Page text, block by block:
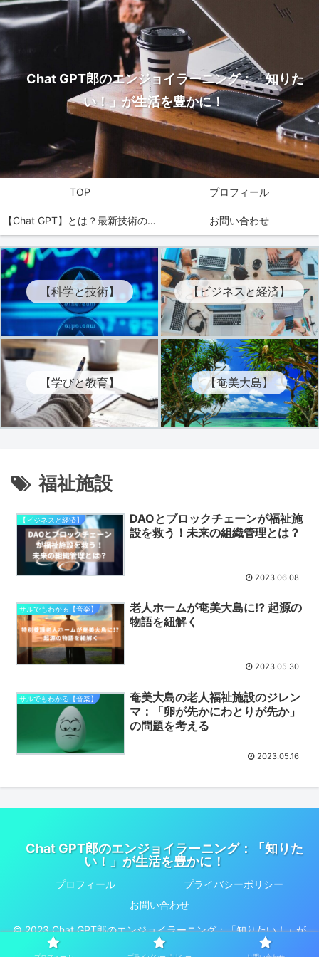
Chat GPT郎のエンジョイラーニング：「知りた
い！」が生活を豊かに！
TOP プロフィール
【Chat GPT】とは？最新技術の魅
力を解説！
お問い合わせ
【科学と技術】 【ビジネスと経済】
【学びと教育】 【奄美大島】
福祉施設
【ビジネスと経済】
DAOとブロックチェーンが福祉施
設を救う！未来の組織管理とは？
2023.06.08
サルでもわかる【音楽】
老人ホームが奄美大島に!? 起源の
物語を紐解く
2023.05.30
サルでもわかる【音楽】
奄美大島の老人福祉施設のジレン
マ：「卵が先かにわとりが先か」
の問題を考える
2023.05.16
Chat GPT郎のエンジョイラーニング：「知りた
い！」が生活を豊かに！
プロフィール
プライバシーポリシー
お問い合わせ
© 2023 Chat GPT郎のエンジョイラーニング：「知りたい！」が
生活を豊かに！.